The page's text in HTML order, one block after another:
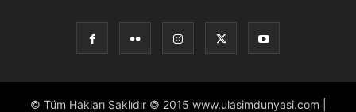
© Tüm Hakları Saklıdır © 2015 www.ulasimdunyasi.com |